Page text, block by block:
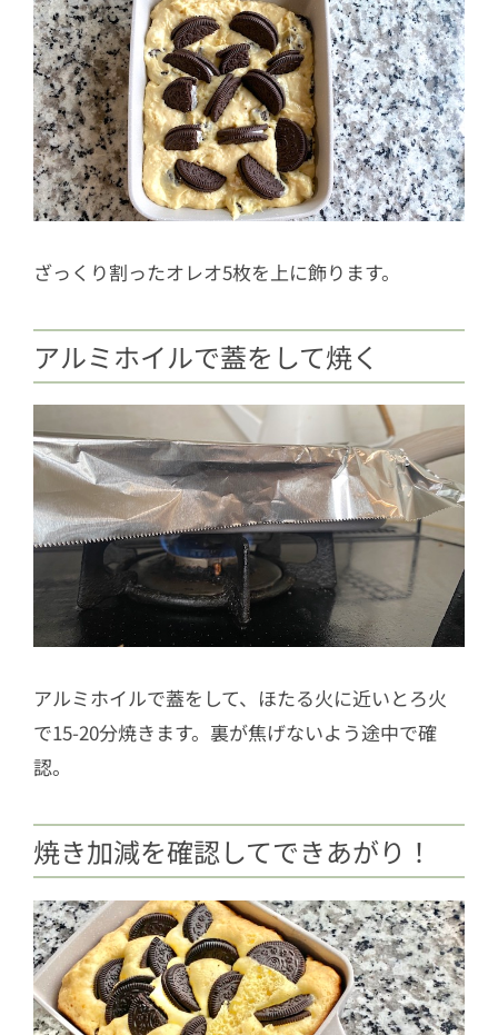
ざっくり割ったオレオ5枚を上に飾ります。
アルミホイルで蓋をして焼く
アルミホイルで蓋をして、ほたる火に近いとろ火
で15-20分焼きます。裏が焦げないよう途中で確
認。
焼き加減を確認してできあがり！